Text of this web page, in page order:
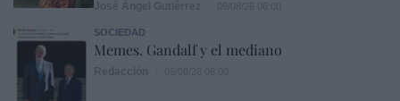
SOCIEDAD
Memes. Gandalf y el mediano